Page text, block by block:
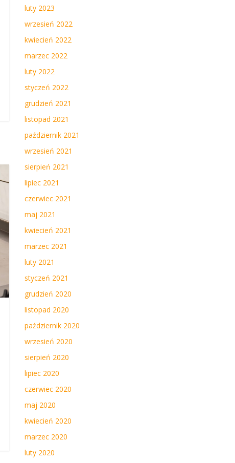
luty 2023
wrzesień 2022
kwiecień 2022
marzec 2022
luty 2022
styczeń 2022
grudzień 2021
listopad 2021
październik 2021
wrzesień 2021
sierpień 2021
lipiec 2021
czerwiec 2021
maj 2021
kwiecień 2021
marzec 2021
luty 2021
styczeń 2021
grudzień 2020
listopad 2020
październik 2020
wrzesień 2020
sierpień 2020
lipiec 2020
czerwiec 2020
maj 2020
kwiecień 2020
marzec 2020
luty 2020